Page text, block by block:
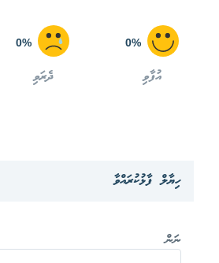
0%
އުފާވި
0%
ދެރަވި
ހިޔާލް ފާޅުކުރައްވާ
ނަން